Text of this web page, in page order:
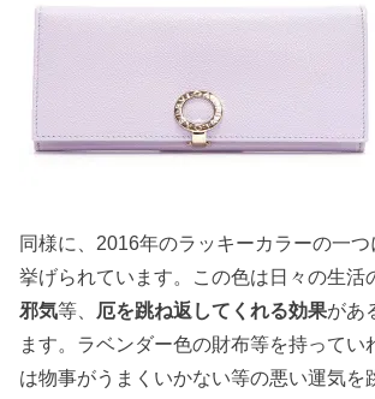
同様に、2016年のラッキーカラーの一つ
挙げられています。この色は日々の生活
邪気等、 厄を跳ね返してくれる効果があ
ます。ラベンダー色の財布等を持ってい
は物事がうまくいかない等の悪い運気を